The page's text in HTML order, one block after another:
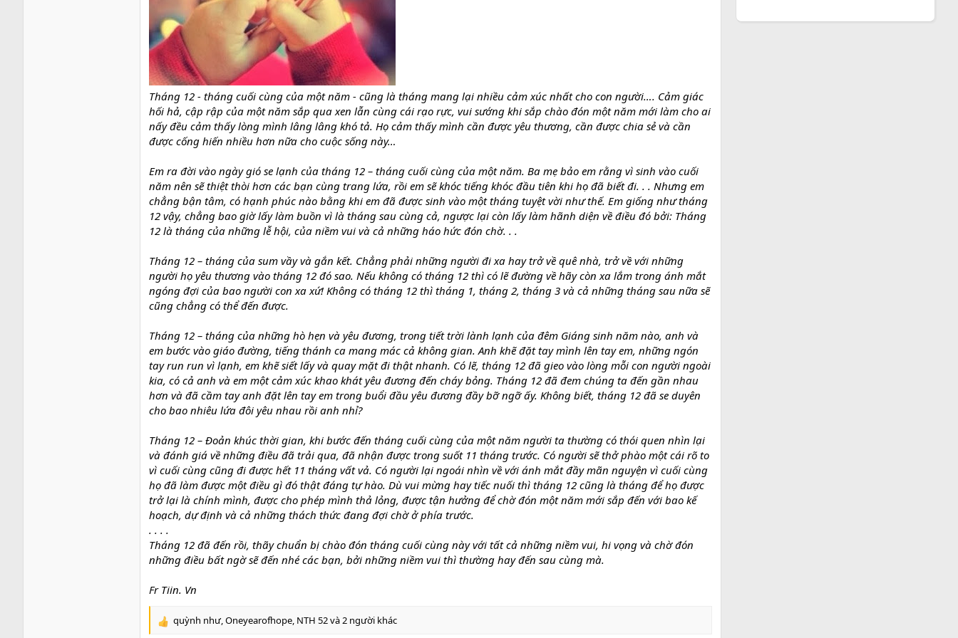
Tháng 12 - tháng cuối cùng của một năm - cũng là tháng mang lại nhiều cảm xúc nhất cho con người…. Cảm giác
hối hả, cập rập của một năm sắp qua xen lẫn cùng cái rạo rực, vui sướng khi sắp chào đón một năm mới làm cho ai
nấy đều cảm thấy lòng mình lâng lâng khó tả. Họ cảm thấy mình cần được yêu thương, cần được chia sẻ và cần
được cống hiến nhiều hơn nữa cho cuộc sống này…
Em ra đời vào ngày gió se lạnh của tháng 12 – tháng cuối cùng của một năm. Ba mẹ bảo em rằng vì sinh vào cuối
năm nên sẽ thiệt thòi hơn các bạn cùng trang lứa, rồi em sẽ khóc tiếng khóc đầu tiên khi họ đã biết đi. . . Nhưng em
chẳng bận tâm, có hạnh phúc nào bằng khi em đã được sinh vào một tháng tuyệt vời như thế. Em giống như tháng
12 vậy, chẳng bao giờ lấy làm buồn vì là tháng sau cùng cả, ngược lại còn lấy làm hãnh diện về điều đó bởi: Tháng
12 là tháng của những lễ hội, của niềm vui và cả những háo hức đón chờ. . .
Tháng 12 – tháng của sum vầy và gắn kết. Chẳng phải những người đi xa hay trở về quê nhà, trở về với những
người họ yêu thương vào tháng 12 đó sao. Nếu không có tháng 12 thì có lẽ đường về hãy còn xa lắm trong ánh mắt
ngóng đợi của bao người con xa xứ! Không có tháng 12 thì tháng 1, tháng 2, tháng 3 và cả những tháng sau nữa sẽ
cũng chẳng có thể đến được.
Tháng 12 – tháng của những hò hẹn và yêu đương, trong tiết trời lành lạnh của đêm Giáng sinh năm nào, anh và
em bước vào giáo đường, tiếng thánh ca mang mác cả không gian. Anh khẽ đặt tay mình lên tay em, những ngón
tay run run vì lạnh, em khẽ siết lấy và quay mặt đi thật nhanh. Có lẽ, tháng 12 đã gieo vào lòng mỗi con người ngoài
kia, có cả anh và em một cảm xúc khao khát yêu đương đến cháy bỏng. Tháng 12 đã đem chúng ta đến gần nhau
hơn và đã cầm tay anh đặt lên tay em trong buổi đầu yêu đương đầy bỡ ngỡ ấy. Không biết, tháng 12 đã se duyên
cho bao nhiêu lứa đôi yêu nhau rồi anh nhỉ?
Tháng 12 – Đoản khúc thời gian, khi bước đến tháng cuối cùng của một năm người ta thường có thói quen nhìn lại
và đánh giá về những điều đã trải qua, đã nhận được trong suốt 11 tháng trước. Có người sẽ thở phào một cái rõ to
vì cuối cùng cũng đi được hết 11 tháng vất vả. Có người lại ngoái nhìn về với ánh mắt đầy mãn nguyện vì cuối cùng
họ đã làm được một điều gì đó thật đáng tự hào. Dù vui mừng hay tiếc nuối thì tháng 12 cũng là tháng để họ được
trở lại là chính mình, được cho phép mình thả lỏng, được tận hưởng để chờ đón một năm mới sắp đến với bao kế
hoạch, dự định và cả những thách thức đang đợi chờ ở phía trước.
. . . .
Tháng 12 đã đến rồi, thãy chuẩn bị chào đón tháng cuối cùng này với tất cả những niềm vui, hi vọng và chờ đón
những điều bất ngờ sẽ đến nhé các bạn, bởi những niềm vui thì thường hay đến sau cùng mà.
Fr Tiin. Vn
R
quỳnh như,Oneyearofhope, NTH 52và 2 người khác